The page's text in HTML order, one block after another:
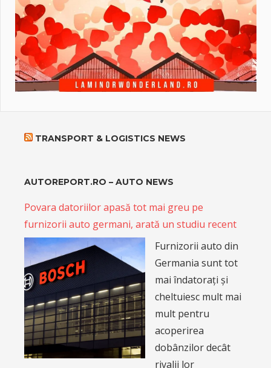
TRANSPORT & LOGISTICS NEWS
AUTOREPORT.RO – AUTO NEWS
Povara datoriilor apasă tot mai greu pe
furnizorii auto germani, arată un studiu recent
Furnizorii auto din
Germania sunt tot
mai îndatorați și
cheltuiesc mult mai
mult pentru
acoperirea
dobânzilor decât
rivalii lor